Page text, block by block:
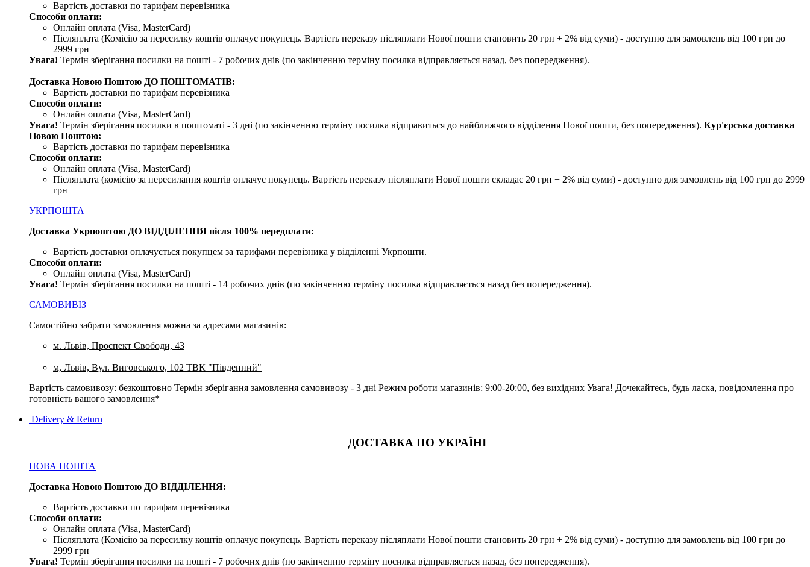
Вартість доставки по тарифам перевізника
Способи оплати:
Онлайн оплата (Visa, MasterCard)
Післяплата (Комісію за пересилку коштів оплачує покупець. Вартість переказу післяплати Нової пошти становить 20 грн + 2% від суми) - доступно для замовлень від 100 грн до
2999 грн
Увага! Термін зберігання посилки на пошті - 7 робочих днів (по закінченню терміну посилка відправляється назад, без попередження).
Доставка Новою Поштою ДО ПОШТОМАТІВ:
Вартість доставки по тарифам перевізника
Способи оплати:
Онлайн оплата (Visa, MasterCard)
Увага! Термін зберігання посилки в поштоматі - 3 дні (по закінченню терміну посилка відправиться до найближчого відділення Нової пошти, без попередження). Кур'єрська доставка
Новою Поштою:
Вартість доставки по тарифам перевізника
Способи оплати:
Онлайн оплата (Visa, MasterCard)
Післяплата (комісію за пересилання коштів оплачує покупець. Вартість переказу післяплати Нової пошти складає 20 грн + 2% від суми) - доступно для замовлень від 100 грн до 2999
грн
УКРПОШТА
Доставка Укрпоштою ДО ВІДДІЛЕННЯ після 100% передплати:
Вартість доставки оплачується покупцем за тарифами перевізника у відділенні Укрпошти.
Способи оплати:
Онлайн оплата (Visa, MasterCard)
Увага! Термін зберігання посилки на пошті - 14 робочих днів (по закінченню терміну посилка відправляється назад без попередження).
САМОВИВІЗ
Самостійно забрати замовлення можна за адресами магазинів:
м. Львів, Проспект Свободи, 43
м, Львів, Вул. Виговського, 102 ТВК "Південний"
Вартість самовивозу: безкоштовно Термін зберігання замовлення самовивозу - 3 дні Режим роботи магазинів: 9:00-20:00, без вихідних Увага! Дочекайтесь, будь ласка, повідомлення про
готовність вашого замовлення*
Delivery & Return
ДОСТАВКА ПО УКРАЇНІ
НОВА ПОШТА
Доставка Новою Поштою ДО ВІДДІЛЕННЯ:
Вартість доставки по тарифам перевізника
Способи оплати:
Онлайн оплата (Visa, MasterCard)
Післяплата (Комісію за пересилку коштів оплачує покупець. Вартість переказу післяплати Нової пошти становить 20 грн + 2% від суми) - доступно для замовлень від 100 грн до
2999 грн
Увага! Термін зберігання посилки на пошті - 7 робочих днів (по закінченню терміну посилка відправляється назад, без попередження).